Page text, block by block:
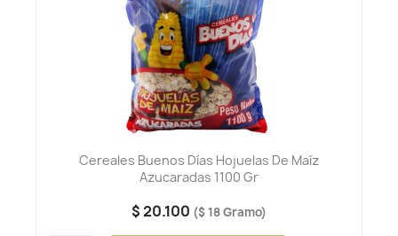
Cereales Buenos Días Hojuelas De Maíz
Azucaradas 1100 Gr
$ 20.100 ($ 18 Gramo)